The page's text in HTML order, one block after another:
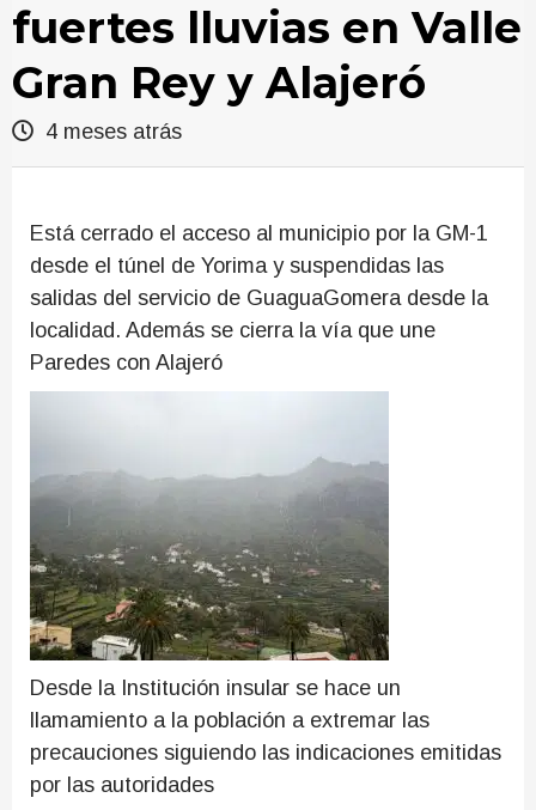
fuertes lluvias en Valle
Gran Rey y Alajeró
4 meses atrás
Está cerrado el acceso al municipio por la GM-1
desde el túnel de Yorima y suspendidas las
salidas del servicio de GuaguaGomera desde la
localidad. Además se cierra la vía que une
Paredes con Alajeró
Desde la Institución insular se hace un
llamamiento a la población a extremar las
precauciones siguiendo las indicaciones emitidas
por las autoridades